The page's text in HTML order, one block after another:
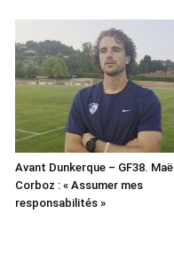
Avant Dunkerque – GF38. Maël
Corboz : « Assumer mes
responsabilités »